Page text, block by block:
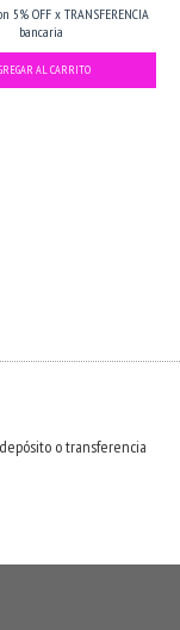
5% OFF x TRANSFERENCIA
bancaria
o transferencia